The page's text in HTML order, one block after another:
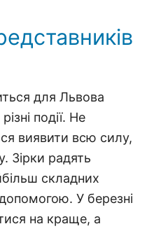
для Львова
події. Не
виявити всю силу,
Зірки радять
складних
У березні
на краще, а